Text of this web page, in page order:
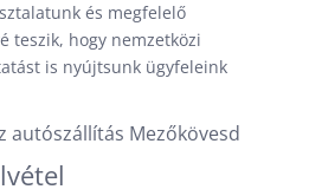
és megfelelő
teszik, hogy nemzetközi
is nyújtsunk ügyfeleink
autószállítás Mezőkövesd